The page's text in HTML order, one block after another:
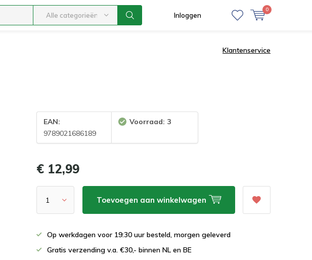
Alle categorieën Inloggen
0
Klantenservice
EAN:
9789021686189
Voorraad: 3
€ 12,99
Toevoegen aan winkelwagen
Op werkdagen voor 19:30 uur besteld, morgen geleverd
Gratis verzending v.a. €30,- binnen NL en BE